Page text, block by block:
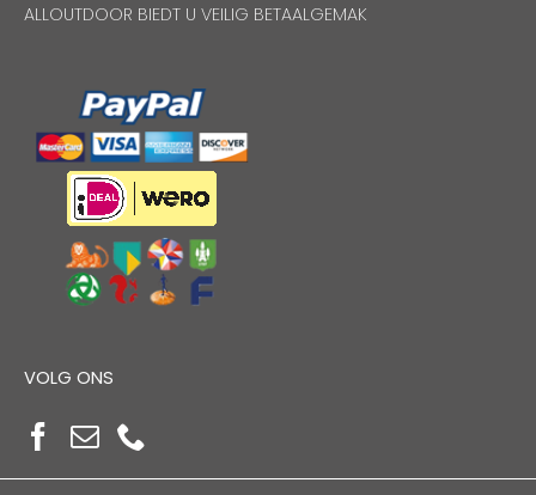
ALLOUTDOOR BIEDT U VEILIG BETAALGEMAK
VOLG ONS